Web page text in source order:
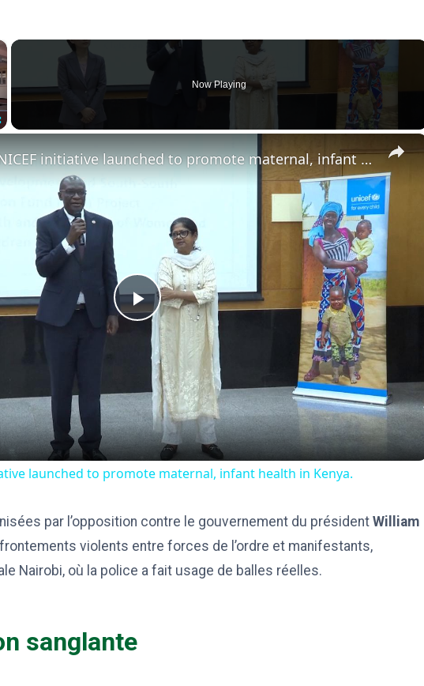
Now Playing
×
Play
Video
Kenya: China-UNICEF initiative launched to promote maternal, infant health in Kenya.
launched to promote maternal, infant health in Kenya.
par l’opposition contre le gouvernement du président William
violents entre forces de l’ordre et manifestants,
Nairobi, où la police a fait usage de balles réelles.
sanglante